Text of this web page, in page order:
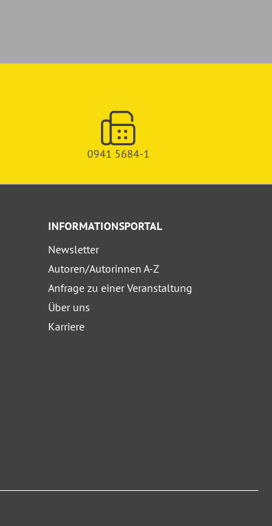
0941 5684-1
INFORMATIONSPORTAL
Newsletter
Autoren/Autorinnen A-Z
Anfrage zu einer Veranstaltung
Über uns
Karriere